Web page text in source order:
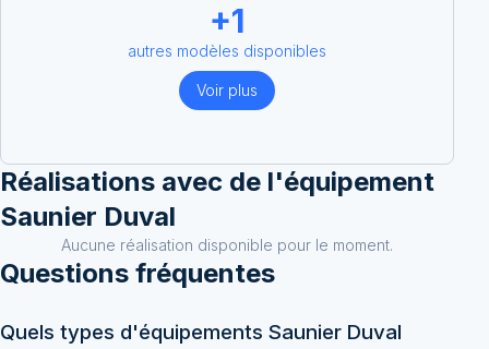
+1
autres modèles disponibles
Voir plus
Réalisations avec de l'équipement
Saunier Duval
Aucune réalisation disponible pour le moment.
Questions fréquentes
Quels types d'équipements Saunier Duval